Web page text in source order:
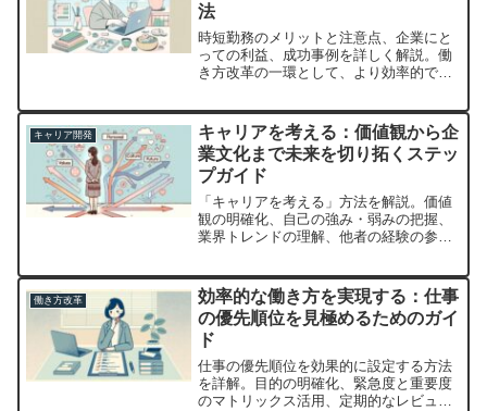
法
時短勤務のメリットと注意点、企業にと
っての利益、成功事例を詳しく解説。働
き方改革の一環として、より効率的で充
ヒントを提供します。
キャリア開発
キャリアを考える：価値観から企
業文化まで未来を切り拓くステッ
プガイド
「キャリアを考える」方法を解説。価値
観の明確化、自己の強み・弱みの把握、
業界トレンドの理解、他者の経験の参
文化の理解、定期的な振り返りが重要。
理想のキャリア形成に役立つヒントが満
載です。
働き方改革
効率的な働き方を実現する：仕事
の優先順位を見極めるためのガイ
ド
仕事の優先順位を効果的に設定する方法
を詳解。目的の明確化、緊急度と重要度
のマトリックス活用、定期的なレビュ